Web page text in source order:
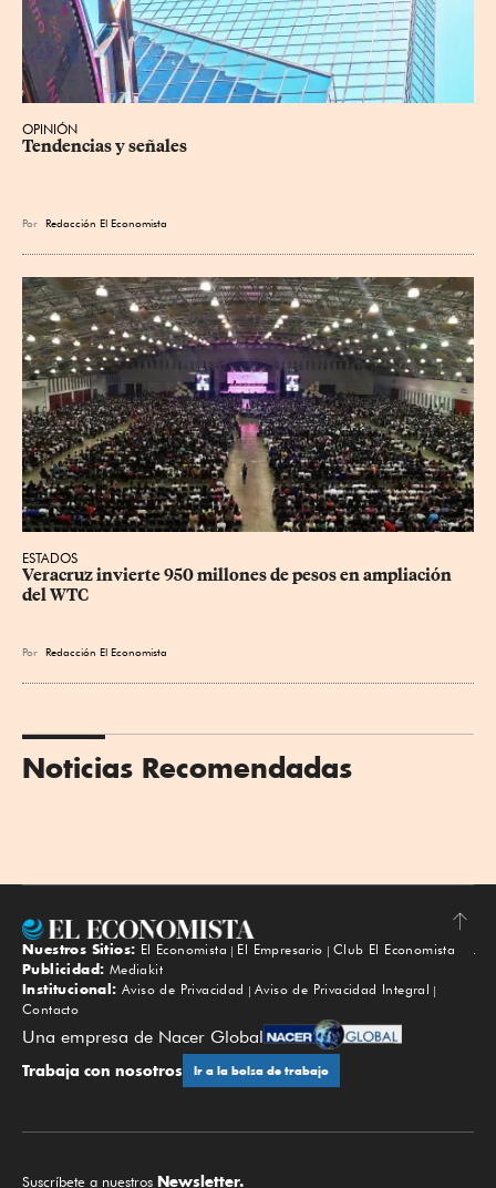
OPINIÓN
Tendencias y señales
Por Redacción El Economista
ESTADOS
Veracruz invierte 950 millones de pesos en ampliación
del WTC
Por Redacción El Economista
Noticias Recomendadas
Subir
Nuestros Sitios: El Economista El Empresario
Club El Economista
Publicidad: Mediakit
Institucional: Aviso de Privacidad
Aviso de Privacidad Integral
Contacto
Una empresa de Nacer Global
Trabaja con nosotros Ir a la bolsa de trabajo
Suscríbete a nuestros Newsletter.